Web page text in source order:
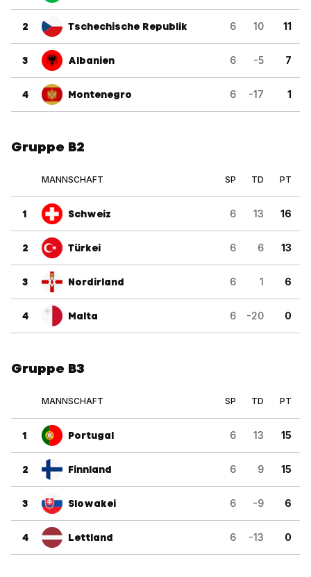
2 Tschechische Republik 6 10 11
3 Albanien 6 -5 7
4 Montenegro 6 -17 1
Gruppe B2
MANNSCHAFT SP TD PT
1 Schweiz 6 13 16
2 Türkei 6 6 13
3 Nordirland 6 1 6
4 Malta 6 -20 0
Gruppe B3
MANNSCHAFT SP TD PT
1 Portugal 6 13 15
2 Finnland 6 9 15
3 Slowakei 6 -9 6
4 Lettland 6 -13 0